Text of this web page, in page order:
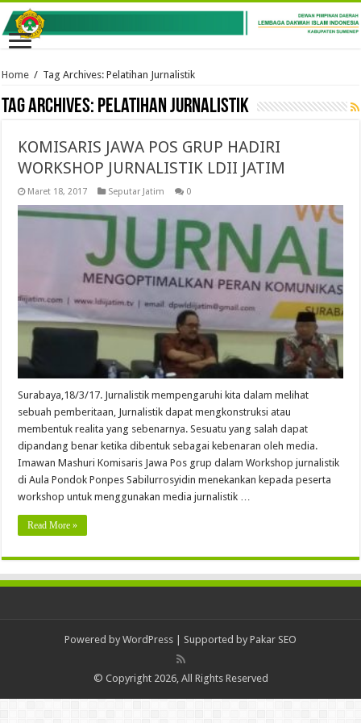
Home / Tag Archives: Pelatihan Jurnalistik
Tag Archives: Pelatihan Jurnalistik
KOMISARIS JAWA POS GRUP HADIRI
WORKSHOP JURNALISTIK LDII JATIM
Maret 18, 2017 Seputar Jatim 0
Surabaya,18/3/17. Jurnalistik mempengaruhi kita dalam melihat
sebuah pemberitaan, Jurnalistik dapat mengkonstruksi atau
membentuk realita yang sebenarnya. Sesuatu yang salah dapat
dipandang benar ketika dibentuk sebagai kebenaran oleh media.
Imawan Mashuri Komisaris Jawa Pos grup dalam Workshop jurnalistik
di Aula Pondok Ponpes Sabilurrosyidin menekankan kepada peserta
workshop untuk menggunakan media jurnalistik …
Read More »
Powered by WordPress | Supported by Pakar SEO
© Copyright 2026, All Rights Reserved